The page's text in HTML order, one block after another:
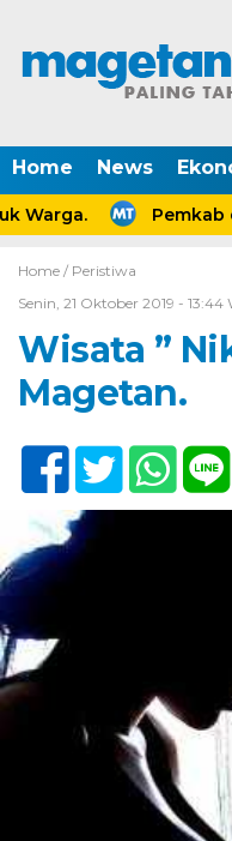
Home News
Warga. Pemkab
Home / Peristiwa
Senin, 21 Oktober 2019 - 13:44
Wisata ”
Magetan.